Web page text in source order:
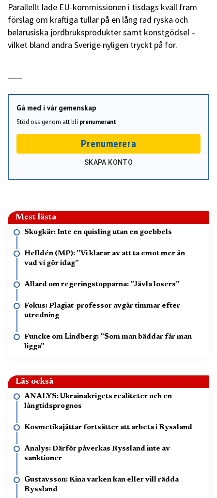
Parallellt lade EU-kommissionen i tisdags kväll fram
förslag om kraftiga tullar på en lång rad ryska och
belarusiska jordbruksprodukter samt konstgödsel –
vilket bland andra Sverige nyligen tryckt på för.
Gå med i vår gemenskap
Stöd oss genom att bli prenumerant.
Prenumerera
SKAPA KONTO
Mest lästa
Skogkär: Inte en quisling utan en goebbels
Helldén (MP): ”Vi klarar av att ta emot mer än
vad vi gör idag”
Allard om regeringstopparna: ”Jävla losers”
Fokus: Plagiat-professor avgår timmar efter
utredning
Funcke om Lindberg: ”Som man bäddar får man
ligga”
Läs också
ANALYS: Ukrainakrigets realiteter och en
långtidsprognos
Kosmetikajättar fortsätter att arbeta i Ryssland
Analys: Därför påverkas Ryssland inte av
sanktioner
Gustavsson: Kina varken kan eller vill rädda
Ryssland